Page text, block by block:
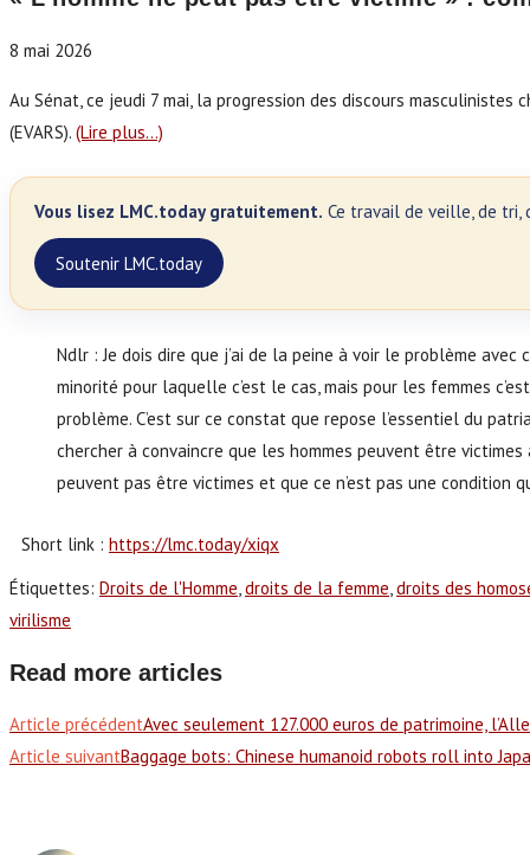
8 mai 2026
Au Sénat, ce jeudi 7 mai, la progression des discours
(EVARS). (Lire plus…)
Vous lisez LMC.today gratuitement. Ce travail de veille, de tri,
Soutenir LMC.today
Ndlr : Je dois dire que j’ai de la peine à voir le problème
minorité pour laquelle c’est le cas, mais pour les femmes
problème. C’est sur ce constat que repose l’essentiel du
chercher à convaincre que les hommes peuvent être
peuvent pas être victimes et que ce n’est pas une
Short link : https://lmc.today/xiqx
Étiquettes: Droits de l'Homme, droits de la femme, droits des
virilisme
Read more articles
Article précédentAvec seulement 127.000 euros de patrimoine,
Article suivantBaggage bots: Chinese humanoid robots roll into